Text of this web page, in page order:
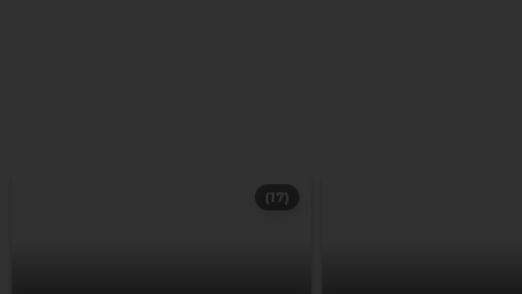
(17)